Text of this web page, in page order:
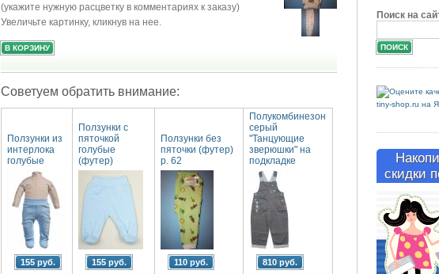
(укажите нужную расцветку в комментариях к заказу)
Увеличьте картинку, кликнув на нее.
Советуем обратить внимание:
Ползунки из
интерлока
голубые
155 руб.
Ползунки с
пяточкой
голубые
(футер)
155 руб.
Ползунки без
пяточки (футер)
р. 62
110 руб.
Полукомбинезон
серый
"Танцующие
зверюшки" на
подкладке
810 руб.
Поиск на
скидки